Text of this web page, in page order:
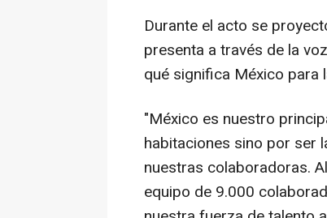
Durante el acto se
presenta a través de la
qué significa México para
"México es nuestro
habitaciones sino por ser
nuestras colaboradoras.
equipo de 9.000